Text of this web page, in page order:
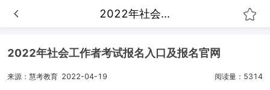
2022年社会...
2022年社会工作者考试报名入口及报名官网
来源：慧考教育 2022-04-19 阅读量：5314